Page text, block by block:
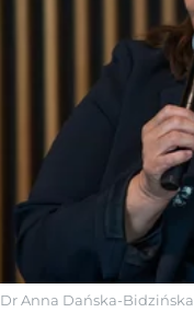
Dr Anna Dańska-Bidzińska